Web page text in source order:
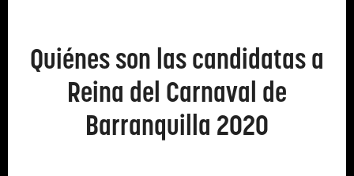
Quiénes son las candidatas a
Reina del Carnaval de
Barranquilla 2020